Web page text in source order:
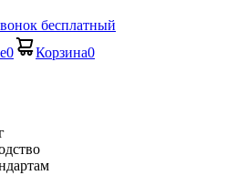
бесплатный
0 Корзина0